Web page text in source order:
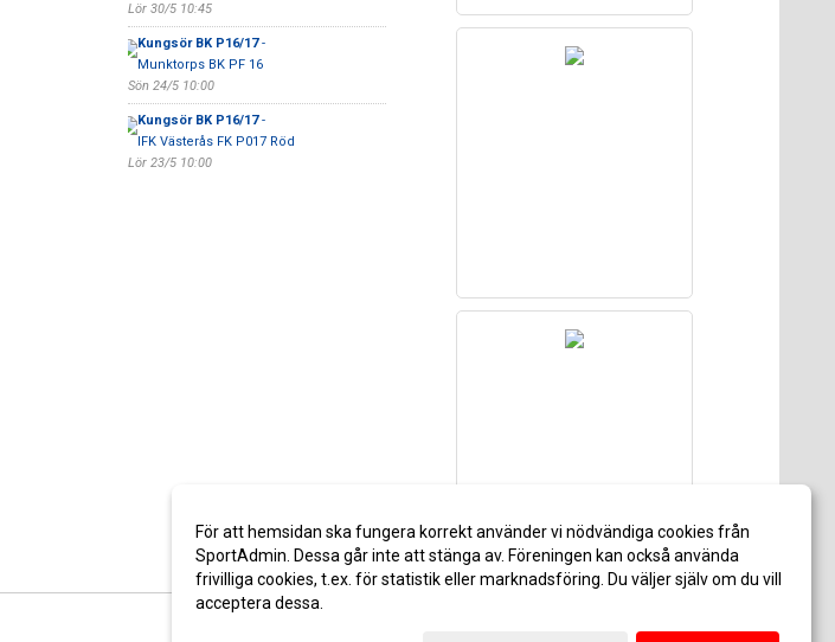
Lör 30/5 10:45
Kungsör BK P16/17-
Munktorps BK PF 16
Sön 24/5 10:00
Kungsör BK P16/17-
IFK Västerås FK P017 Röd
Lör 23/5 10:00
För att hemsidan ska fungera korrekt använder vi nödvändiga cookies från
SportAdmin. Dessa går inte att stänga av. Föreningen kan också använda
frivilliga cookies, t.ex. för statistik eller marknadsföring. Du väljer själv om du vill
acceptera dessa.